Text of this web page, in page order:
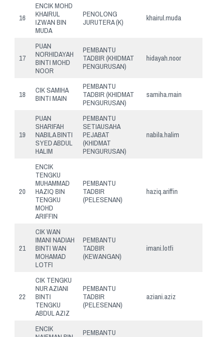
16
ENCIK MOHD
KHAIRUL
IZWAN BIN
MUDA
PENOLONG
JURUTERA (K)
khairul.muda
17
PUAN
NORHIDAYAH
BINTI MOHD
NOOR
PEMBANTU
TADBIR (KHIDMAT
PENGURUSAN)
hidayah.noor
18
CIK SAMIHA
BINTI MAIN
PEMBANTU
TADBIR (KHIDMAT
PENGURUSAN)
samiha.main
19
PUAN
SHARIFAH
NABILA BINTI
SYED ABDUL
HALIM
PEMBANTU
SETIAUSAHA
PEJABAT
(KHIDMAT
PENGURUSAN)
nabila.halim
20
ENCIK
TENGKU
MUHAMMAD
HAZIQ BIN
TENGKU
MOHD
ARIFFIN
PEMBANTU
TADBIR
(PELESENAN)
haziq.ariffin
21
CIK WAN
IMANI NADIAH
BINTI WAN
MOHAMAD
LOTFI
PEMBANTU
TADBIR
(KEWANGAN)
imani.lotfi
22
CIK TENGKU
NUR AZIANI
BINTI
TENGKU
ABDUL AZIZ
PEMBANTU
TADBIR
(PELESENAN)
aziani.aziz
ENCIK
PEMBANTU